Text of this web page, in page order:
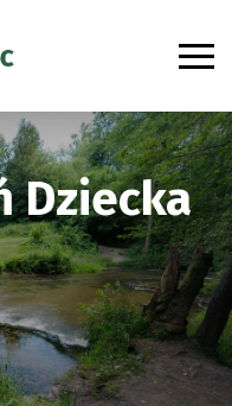
Dziecka